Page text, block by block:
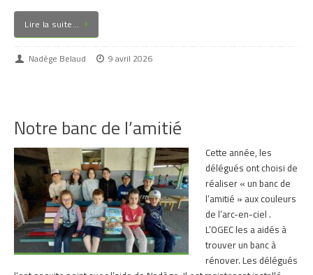
Lire la suite…
Nadège Belaud 9 avril 2026
Notre banc de l’amitié
Cette année, les
délégués ont choisi de
réaliser « un banc de
l’amitié » aux couleurs
de l’arc-en-ciel .
L’OGEC les a aidés à
trouver un banc à
rénover. Les délégués